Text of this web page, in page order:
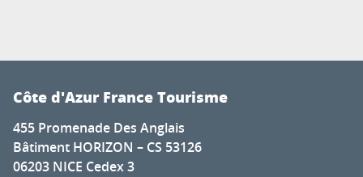
Côte d'Azur France Tourisme
455 Promenade Des Anglais
Bâtiment HORIZON – CS 53126
06203 NICE Cedex 3